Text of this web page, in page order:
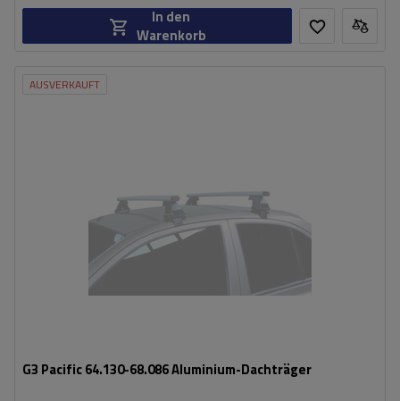
In den
Warenkorb
AUSVERKAUFT
G3 Pacific 64.130-68.086 Aluminium-Dachträger